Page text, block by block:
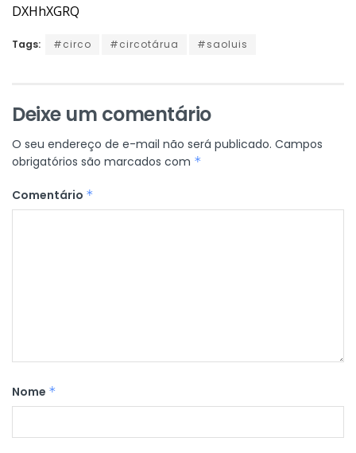
DXHhXGRQ
Tags: #circo #circotárua #saoluis
Deixe um comentário
O seu endereço de e-mail não será publicado. Campos
obrigatórios são marcados com *
Comentário *
Nome *